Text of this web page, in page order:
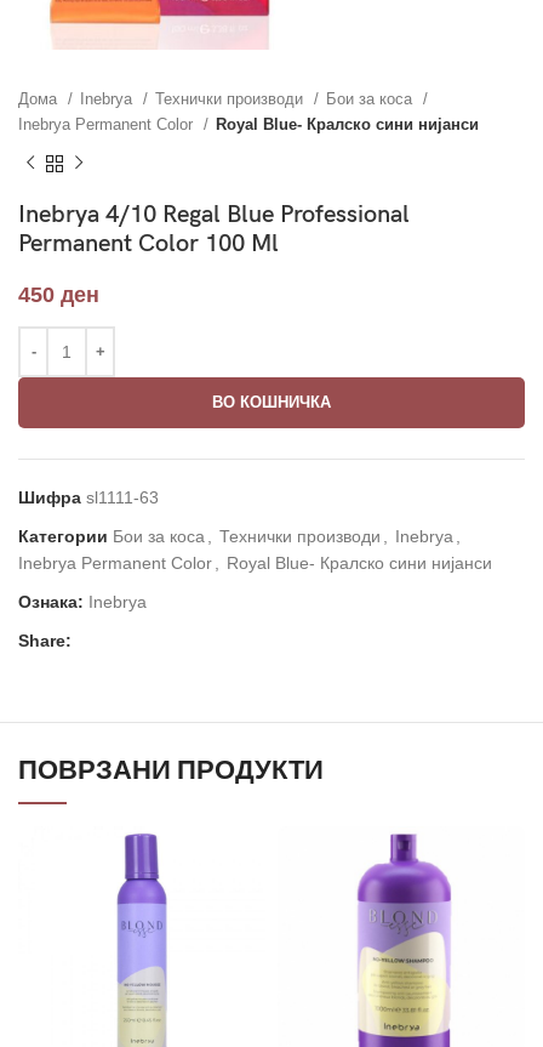
Дома Inebrya Технички производи
Бои за коса
Inebrya Permanent Color
Royal Blue- Кралско сини нијанси
Inebrya 4/10 Regal Blue Professional
Permanent Color 100 Ml
450 ден
ВО КОШНИЧКА
Шифра sl1111-63
Категории Бои за коса Технички производи Inebrya
Inebrya Permanent Color
Royal Blue- Кралско сини нијанси
Ознака: Inebrya
Share:
ПОВРЗАНИ ПРОДУКТИ